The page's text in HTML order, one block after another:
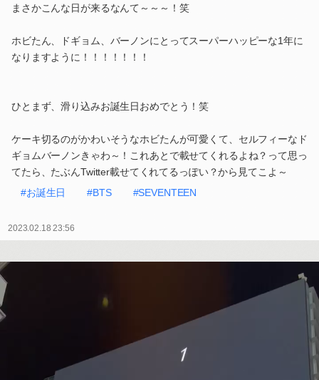
まさかこんな日が来るなんて～～～！笑
ホビたん、ドギョム、バーノンにとってスーパーハッピーな1年に
なりますように！！！！！！！
ひとまず、滑り込みお誕生日おめでとう！笑
ケーキ切るのがかわいそうなホビたんが可愛くて、セルフィーなド
ギョムバーノンきゃわ～！これあとで載せてくれるよね？って思っ
てたら、たぶんTwitter載せてくれてるっぽい？から見てこよ～
#お誕生日
#BTS #SEVENTEEN
2023.02.18 23:56